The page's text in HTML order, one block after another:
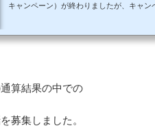
キャンペーン）が終わりましたが、キャン
ーンでお返事たくさん書きましたがこの
算結果の中での
募集しました。